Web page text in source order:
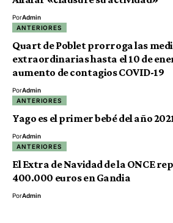
PorAdmin
ANTERIORES
Quart de Poblet prorroga las
extraordinarias hasta el 10 de
aumento de contagios COVID-19
PorAdmin
ANTERIORES
Yago es el primer bebé del año
PorAdmin
ANTERIORES
El Extra de Navidad de la ONCE
400.000 euros en Gandia
PorAdmin